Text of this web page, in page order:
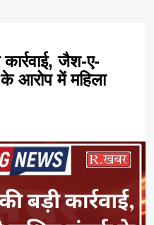
जैश-ए-
आरोप में महिला